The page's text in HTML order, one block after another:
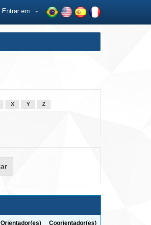
Entrar em:
X Y Z
Orientador(es) Coorientador(es)